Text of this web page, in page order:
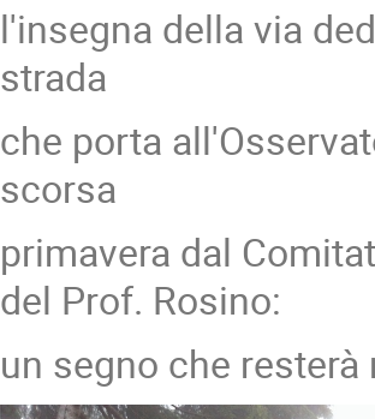
l'insegna della via
strada
che porta
scorsa
primavera dal
del Prof. Rosino:
un segno che resterà